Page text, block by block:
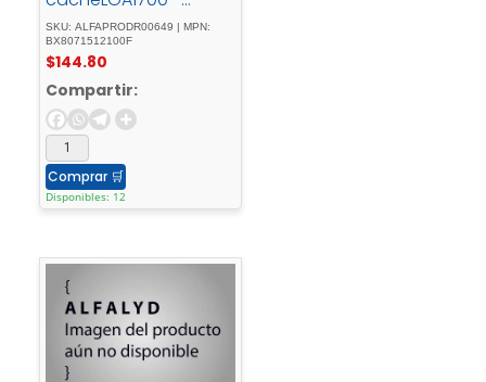
SocketCaja
SKU: ALFAPRODR00649 | MPN:
BX8071512100F
$144.80
Compartir:
Comprar 🛒
Disponibles: 12